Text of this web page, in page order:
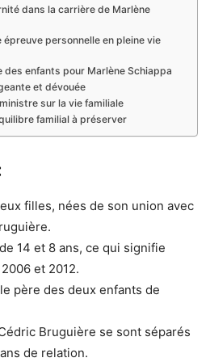
dans la carrière de Marlène
épreuve personnelle en pleine vie
des enfants pour Marlène Schiappa
et dévouée
sur la vie familiale
familial à préserver
filles, nées de son union avec
14 et 8 ans, ce qui signifie
et 2012.
père des deux enfants de
Bruguière se sont séparés
de relation.